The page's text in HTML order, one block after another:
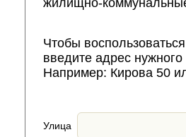
жилищно-
Чтобы
введите адрес
Например: Кирова 50
Улица